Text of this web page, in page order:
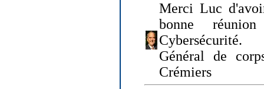
Merci Luc
bonne
Cybersécurité.
Général de
Crémiers